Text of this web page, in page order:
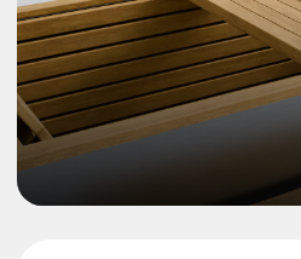
Нержавеющая сталь AISI 430 не
окисляется и не деформируется.